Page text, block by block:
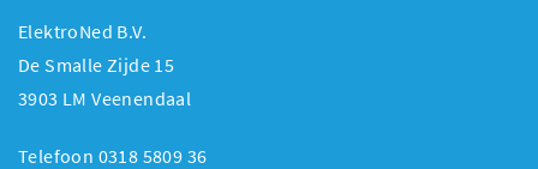
ElektroNed B.V.
De Smalle Zijde 15
3903 LM Veenendaal
Telefoon 0318 5809 36